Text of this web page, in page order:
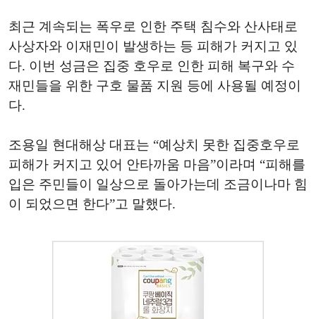
최근 계속되는 폭우로 인한 주택 침수와 산사태로
사상자와 이재민이 발생하는 등 피해가 커지고 있
다. 이번 성금은 집중 호우로 인한 피해 복구와 수
재민들을 위한 구호 물품 지원 등에 사용될 예정이
다.
조용일 현대해상 대표는 “예상치 못한 집중호우로
피해가 커지고 있어 안타까움 마음”이라며 “피해를
입은 주민들이 일상으로 돌아가는데 조금이나마 힘
이 되었으면 한다”고 말했다.